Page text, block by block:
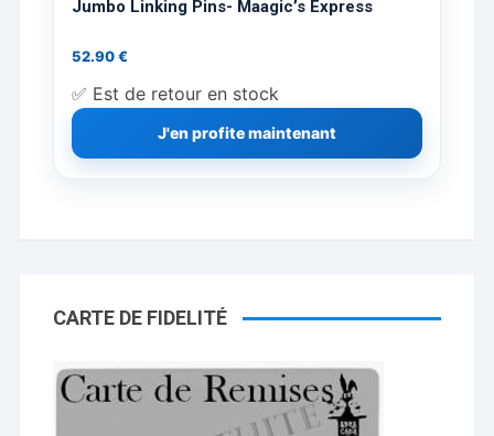
Jumbo Linking Pins- Maagic’s Express
52.90€
✅ Est de retour en stock
J'en profite maintenant
CARTE DE FIDELITÉ